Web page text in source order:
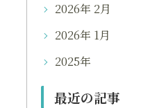
2026年 2月
2026年 1月
2025年
最近の記事